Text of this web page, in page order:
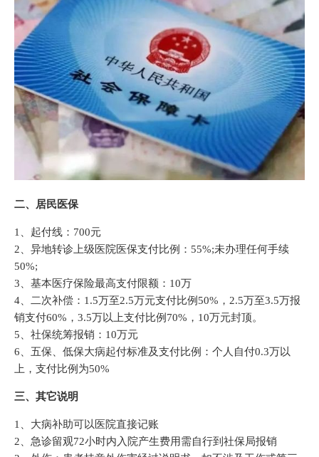
二、居民医保
1、起付线：700元
2、异地转诊上级医院医保支付比例：55%;未办理任何手续
50%;
3、基本医疗保险最高支付限额：10万
4、二次补偿：1.5万至2.5万元支付比例50%，2.5万至3.5万报
销支付60%，3.5万以上支付比例70%，10万元封顶。
5、社保统筹报销：10万元
6、五保、低保大病起付标准及支付比例：个人自付0.3万以
上，支付比例为50%
三、其它说明
1、大病补助可以医院直接记账
2、急诊留观72小时内入院产生费用需自行到社保局报销